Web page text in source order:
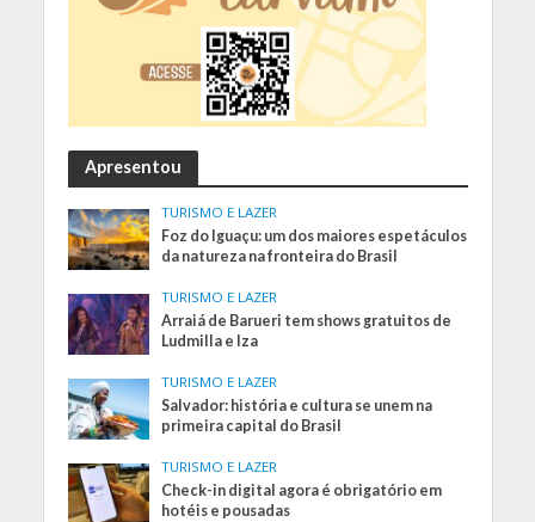
Apresentou
TURISMO E LAZER
Foz do Iguaçu: um dos maiores espetáculos
da natureza na fronteira do Brasil
TURISMO E LAZER
Arraiá de Barueri tem shows gratuitos de
Ludmilla e Iza
TURISMO E LAZER
Salvador: história e cultura se unem na
primeira capital do Brasil
TURISMO E LAZER
Check-in digital agora é obrigatório em
hotéis e pousadas